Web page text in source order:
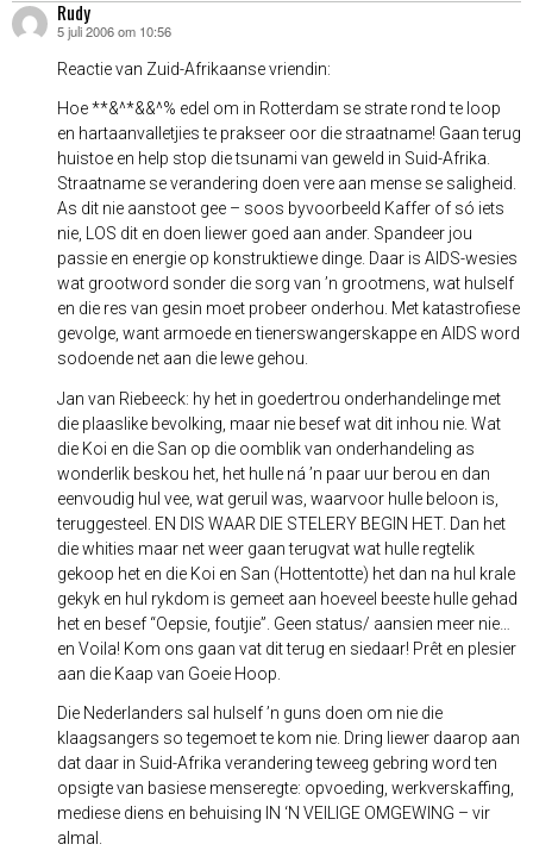
Rudy
schreef:
5 juli 2006 om 10:56
Reactie van Zuid-Afrikaanse vriendin:
Hoe **&^*&&^% edel om in Rotterdam se strate rond te loop
en hartaanvalletjies te prakseer oor die straatname! Gaan terug
huistoe en help stop die tsunami van geweld in Suid-Afrika.
Straatname se verandering doen vere aan mense se saligheid.
As dit nie aanstoot gee – soos byvoorbeeld Kaffer of só iets
nie, LOS dit en doen liewer goed aan ander. Spandeer jou
passie en energie op konstruktiewe dinge. Daar is AIDS-wesies
wat grootword sonder die sorg van ’n grootmens, wat hulself
en die res van gesin moet probeer onderhou. Met katastrofiese
gevolge, want armoede en tienerswangerskappe en AIDS word
sodoende net aan die lewe gehou.
Jan van Riebeeck: hy het in goedertrou onderhandelinge met
die plaaslike bevolking, maar nie besef wat dit inhou nie. Wat
die Koi en die San op die oomblik van onderhandeling as
wonderlik beskou het, het hulle ná ’n paar uur berou en dan
eenvoudig hul vee, wat geruil was, waarvoor hulle beloon is,
teruggesteel. EN DIS WAAR DIE STELERY BEGIN HET. Dan het
die whities maar net weer gaan terugvat wat hulle regtelik
gekoop het en die Koi en San (Hottentotte) het dan na hul krale
gekyk en hul rykdom is gemeet aan hoeveel beeste hulle gehad
het en besef “Oepsie, foutjie”. Geen status/ aansien meer nie…
en Voila! Kom ons gaan vat dit terug en siedaar! Prêt en plesier
aan die Kaap van Goeie Hoop.
Die Nederlanders sal hulself ’n guns doen om nie die
klaagsangers so tegemoet te kom nie. Dring liewer daarop aan
dat daar in Suid-Afrika verandering teweeg gebring word ten
opsigte van basiese menseregte: opvoeding, werkverskaffing,
mediese diens en behuising IN ‘N VEILIGE OMGEWING – vir
almal.